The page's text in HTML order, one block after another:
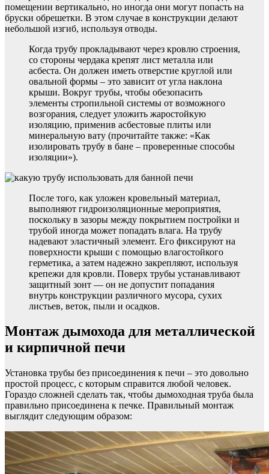
помещении вертикально, но иногда они могут попасть на
бруски обрешетки. В этом случае в конструкции делают
небольшой изгиб, используя отводы.
Когда трубу прокладывают через кровлю строения,
со стороны чердака крепят лист металла или
асбеста. Он должен иметь отверстие круглой или
овальной формы – это зависит от угла наклона
крыши. Вокруг трубы, чтобы обезопасить
элементы стропильной системы от возможного
возгорания, следует уложить жаростойкую
изоляцию, применив асбестовые плиты или
минеральную вату (прочитайте также: «Как
изолировать трубу в бане – проверенные способы
изоляции»).
После того, как уложен кровельный материал,
выполняют гидроизоляционные мероприятия,
поскольку в зазоры между покрытием постройки и
трубой иногда может попадать влага. На трубу
надевают эластичный элемент. Его фиксируют на
поверхности крыши с помощью влагостойкого
герметика, а затем надежно закрепляют, используя
крепежи для кровли. Поверх трубы устанавливают
защитный зонт — он не допустит попадания
внутрь конструкции различного мусора, сухих
листьев, веток, пыли и осадков.
Монтаж дымохода для металлической
и кирпичной печи
Установка трубы без присоединения к печи – это довольно
простой процесс, с которым справится любой человек.
Гораздо сложней сделать так, чтобы дымоходная труба была
правильно присоединена к печке. Правильный монтаж
выглядит следующим образом: